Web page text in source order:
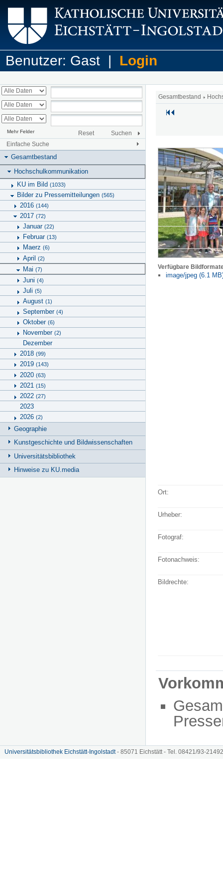
Benutzer: Gast | Login
Mehr Felder Reset
Suchen
Einfache Suche
Gesamtbestand
Hochschulkommunikation
KU im Bild (1033)
Bilder zu Pressemitteilungen (565)
2016 (144)
2017 (72)
Januar (22)
Februar (13)
Maerz (6)
April (2)
Mai (7)
Juni (4)
Juli (5)
August (1)
September (4)
Oktober (6)
November (2)
Dezember
2018 (99)
2019 (143)
2020 (63)
2021 (15)
2022 (27)
2023
2026 (2)
Geographie
Kunstgeschichte und Bildwissenschaften
Universitätsbibliothek
Hinweise zu KU.media
Gesamtbestand
Verfügbare
image/jpeg (6.1
Ort:
Urheber:
Fotograf:
Fotonachweis:
Bildrechte:
Universitätsbibliothek Eichstätt-Ingolstadt- 85071 Eichstätt - Tel. 08421/93-